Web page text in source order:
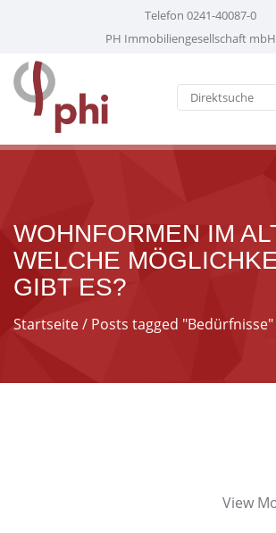
Telefon 0241-40087-0
PH Immobiliengesellschaft
WOHNFORMEN IM
WELCHE
GIBT ES?
Startseite/ Posts tagged "Bedürfnisse"
View